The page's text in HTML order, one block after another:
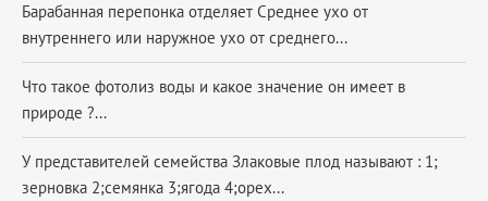
Барабанная перепонка отделяет Среднее ухо от
внутреннего или наружное ухо от среднего...
Что такое фотолиз воды и какое значение он имеет в
природе ?...
У представителей семейства Злаковые плод называют : 1;
зерновка 2;семянка 3;ягода 4;орех...